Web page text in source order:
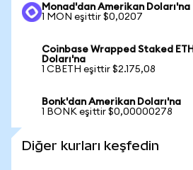
Monad'dan Amerikan Doları'na
1 MON eşittir $0,0207
Coinbase Wrapped Staked
Doları'na
1 CBETH eşittir $2.175,08
Bonk'dan Amerikan Doları'na
1 BONK eşittir $0,00000278
Diğer kurları keşfedin